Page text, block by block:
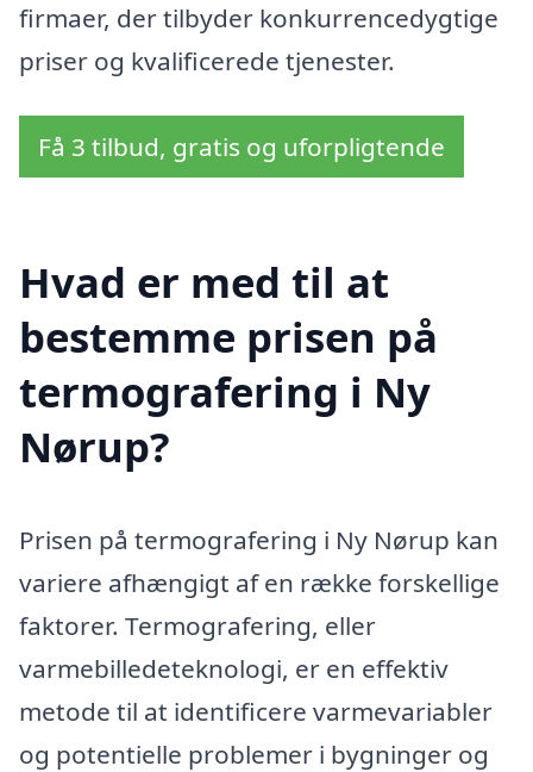
firmaer, der tilbyder konkurrencedygtige
priser og kvalificerede tjenester.
Få 3 tilbud, gratis og uforpligtende
Hvad er med til at
bestemme prisen på
termografering i Ny
Nørup?
Prisen på termografering i Ny Nørup kan
variere afhængigt af en række forskellige
faktorer. Termografering, eller
varmebilledeteknologi, er en effektiv
metode til at identificere varmevariabler
og potentielle problemer i bygninger og